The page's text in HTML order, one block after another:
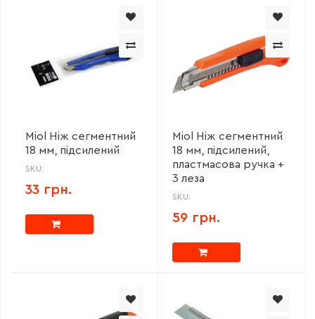
Miol Ніж сегментний
18 мм, підсилений
SKU:
33 грн.
Miol Ніж сегментний
18 мм, підсилений,
пластмасова ручка +
3 леза
SKU:
59 грн.